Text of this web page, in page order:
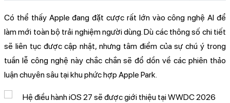
Có thể thấy Apple đang đặt cược rất lớn vào công nghệ AI để
làm mới toàn bộ trải nghiệm người dùng. Dù các thông số chi tiết
sẽ liên tục được cập nhật, nhưng tâm điểm của sự chú ý trong
tuần lễ công nghệ này chắc chắn sẽ đổ dồn về các phiên thảo
luận chuyên sâu tại khu phức hợp Apple Park.